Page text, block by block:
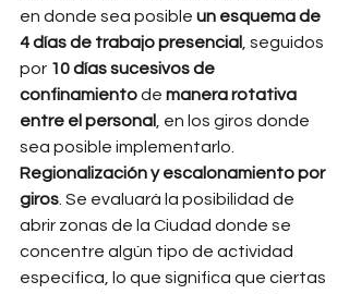
en donde sea posible un esquema de
4 días de trabajo presencial
, seguidos
por 10 días sucesivos de
confinamiento de manera rotativa
entre el personal
, en los giros donde
sea posible implementarlo.
Regionalización y escalonamiento por
giros . Se evaluará la posibilidad de
abrir zonas de la Ciudad donde se
concentre algún tipo de actividad
específica, lo que significa que ciertas